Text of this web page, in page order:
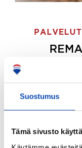
Suostumus
Tämä sivusto
ostajille.
Tee